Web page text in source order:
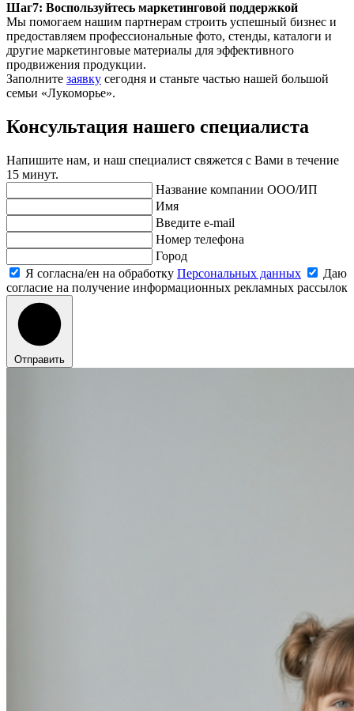
Шаг7: Воспользуйтесь маркетинговой поддержкой
Мы помогаем нашим партнерам строить успешный бизнес и
предоставляем профессиональные фото, стенды, каталоги и
другие маркетинговые материалы для эффективного
продвижения продукции.
Заполните заявку сегодня и станьте частью нашей большой
семьи «Лукоморье».
Консультация нашего специалиста
Напишите нам, и наш специалист свяжется с Вами в течение
15 минут.
Название компании ООО/ИП
Имя
Введите e-mail
Номер телефона
Город
Я согласна/ен на обработку Персональных данных
Даю
согласие на получение информационных рекламных рассылок
Отправить